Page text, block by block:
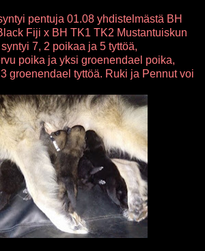
pentuja 01.08 yhdistelmästä BH
Fiji x BH TK1 TK2 Mustantuiskun
7, 2 poikaa ja 5 tyttöä,
poika ja yksi groenendael poika,
groenendael tyttöä. Ruki ja Pennut voi